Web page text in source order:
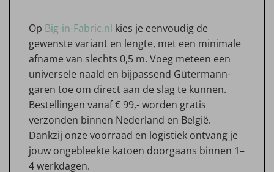
Op Big-in-Fabric.nl kies je eenvoudig de
gewenste variant en lengte, met een minimale
afname van slechts 0,5 m. Voeg meteen een
universele naald en bijpassend Gütermann-
garen toe om direct aan de slag te kunnen.
Bestellingen vanaf € 99,- worden gratis
verzonden binnen Nederland en België.
Dankzij onze voorraad en logistiek ontvang je
jouw ongebleekte katoen doorgaans binnen 1–
4 werkdagen.